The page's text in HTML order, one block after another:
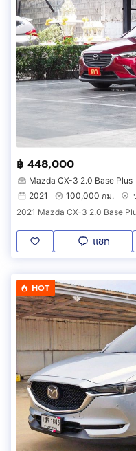
฿ 448,000
Mazda CX-3 2.0 Base Plus
2021
100,000 กม.
2021 Mazda CX-3 2.0 Base
แชท
HOT